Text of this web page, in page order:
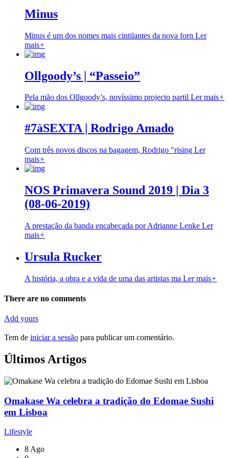
Minus
Minus é um dos nomes mais cintilantes da nova forn Ler
mais+
Ollgoody’s | “Passeio”
Pela mão dos Ollgoody’s, novíssimo projecto partil Ler mais+
#7àSEXTA | Rodrigo Amado
Com três novos discos na bagagem, Rodrigo "rising Ler
mais+
NOS Primavera Sound 2019 | Dia 3
(08-06-2019)
A prestação da banda encabeçada por Adrianne Lenke Ler
mais+
Ursula Rucker
A história, a obra e a vida de uma das artistas ma Ler mais+
There are no comments
Add yours
Tem de iniciar a sessão para publicar um comentário.
Últimos Artigos
Omakase Wa celebra a tradição do Edomae Sushi
em Lisboa
Lifestyle
8 Ago